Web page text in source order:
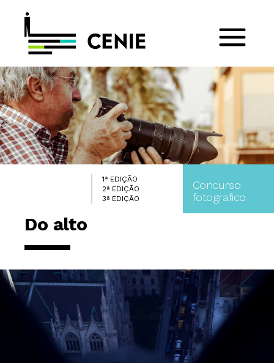
1ª EDIÇÃO
2ª EDIÇÃO
3ª EDIÇÃO
Concurso
fotografico
Do alto